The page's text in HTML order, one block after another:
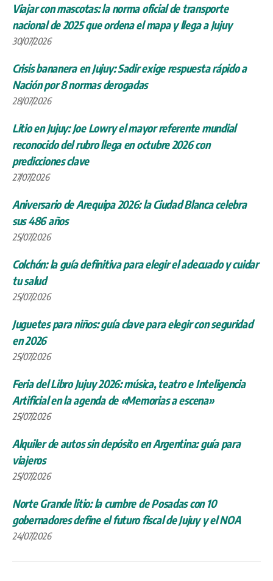
Viajar con mascotas: la norma oficial de transporte
nacional de 2025 que ordena el mapa y llega a Jujuy
30/07/2026
Crisis bananera en Jujuy: Sadir exige respuesta rápido a
Nación por 8 normas derogadas
28/07/2026
Litio en Jujuy: Joe Lowry el mayor referente mundial
reconocido del rubro llega en octubre 2026 con
predicciones clave
27/07/2026
Aniversario de Arequipa 2026: la Ciudad Blanca celebra
sus 486 años
25/07/2026
Colchón: la guía definitiva para elegir el adecuado y cuidar
tu salud
25/07/2026
Juguetes para niños: guía clave para elegir con seguridad
en 2026
25/07/2026
Feria del Libro Jujuy 2026: música, teatro e Inteligencia
Artificial en la agenda de «Memorias a escena»
25/07/2026
Alquiler de autos sin depósito en Argentina: guía para
viajeros
25/07/2026
Norte Grande litio: la cumbre de Posadas con 10
gobernadores define el futuro fiscal de Jujuy y el NOA
24/07/2026